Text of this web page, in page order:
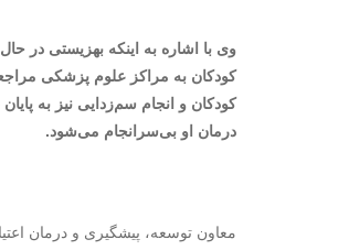
وی با اشاره به اینکه بهزیستی در
کودکان به مراکز علوم پزشکی
کودکان و انجام سم‌زدایی نیز به
درمان او بی‌سرانجام می‌شود.
معاون توسعه، پیشگیری و درمان